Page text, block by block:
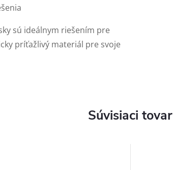
sú ideálnym riešením pre
príťažlivý materiál pre svoje
Súvisiaci tovar